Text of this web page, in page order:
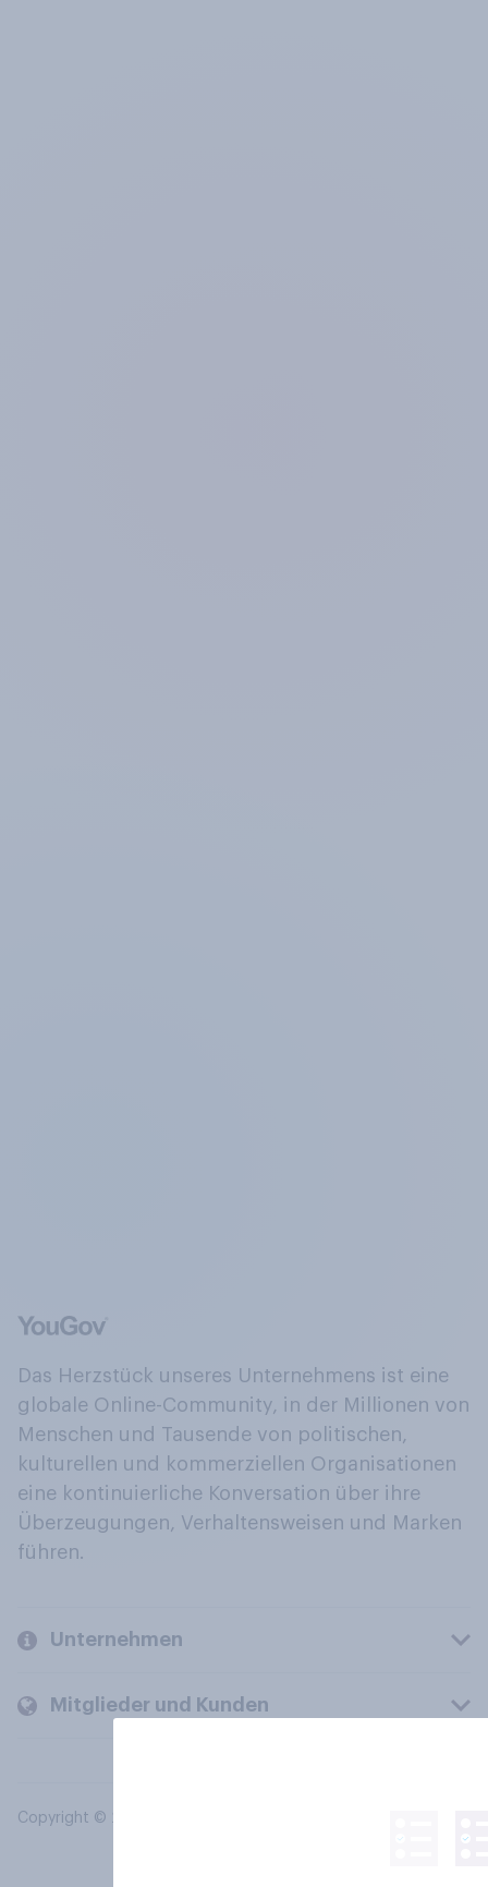
Das Herzstück unseres Unternehmens ist eine
globale Online-Community, in der Millionen von
Menschen und Tausende von politischen,
kulturellen und kommerziellen Organisationen
eine kontinuierliche Konversation über ihre
Überzeugungen, Verhaltensweisen und Marken
führen.
Unternehmen
Mitglieder und Kunden
Copyright © 2026 YouGov PLC. Alle Rechte vorbehalten.